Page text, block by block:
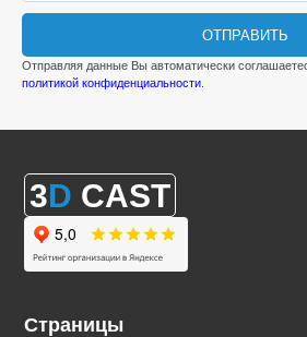
ОТПРАВИТЬ
Отправляя данные Вы автоматически
политикой конфиденциальности
3D CAST
Страницы